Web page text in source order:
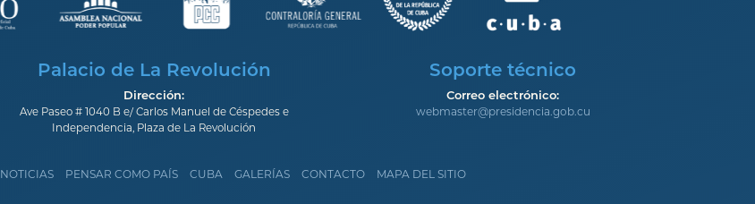
Palacio de La Revolución
Dirección:
Ave Paseo # 1040 B e/ Carlos Manuel de Céspedes e
Independencia, Plaza de La Revolución
Soporte técnico
Correo electrónico:
webmaster@presidencia.gob.cu
NOTICIAS PENSAR COMO PAÍS CUBA GALERÍAS CONTACTO MAPA DEL SITIO